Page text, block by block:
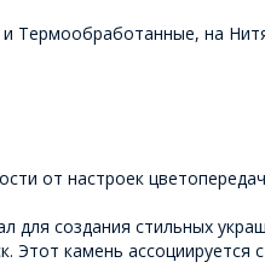
Термообработанные, на
от настроек
создания стильных
Этот камень